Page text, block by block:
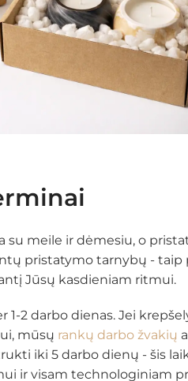
su meile ir dėmesiu, o
pristatymo tarnybų - taip
Jūsų kasdieniam ritmui.
2 darbo dienas. Jei
mūsų rankų darbo žvakių
iki 5 darbo dienų - šis
ir visam technologiniam